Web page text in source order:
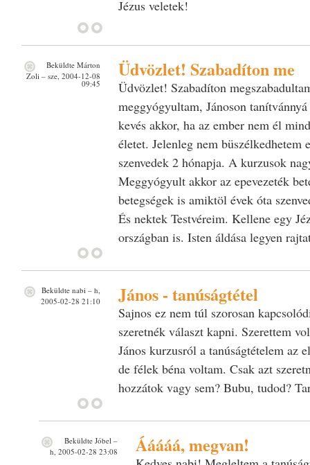
Jézus veletek!
Üdvözlet! Szabadíton me
Üdvözlet! Szabadíton
meggyógyultam, Jánoson
kevés akkor, ha az ember nem él
életet. Jelenleg nem büszélkedhetem
szenvedek 2 hónapja. A kurzusok
Meggyógyult akkor az epevezeték
betegségek is amiktöl évek óta
És nektek Testvéreim. Kellene egy
országban is. Isten áldása legyen
Beküldte Márton
Zoli– sze, 2004-12-08
09:45
János - tanúságtétel
Sajnos ez nem túl szorosan
szeretnék választ kapni. Szerettem
János kurzusról a tanúságtételem az
de félek béna voltam. Csak azt
hozzátok vagy sem? Bubu, tudod?
Beküldte nabi– h,
2005-02-28 21:10
Ááááá, megvan!
Beküldte Jóbel–
h, 2005-02-28 23:08